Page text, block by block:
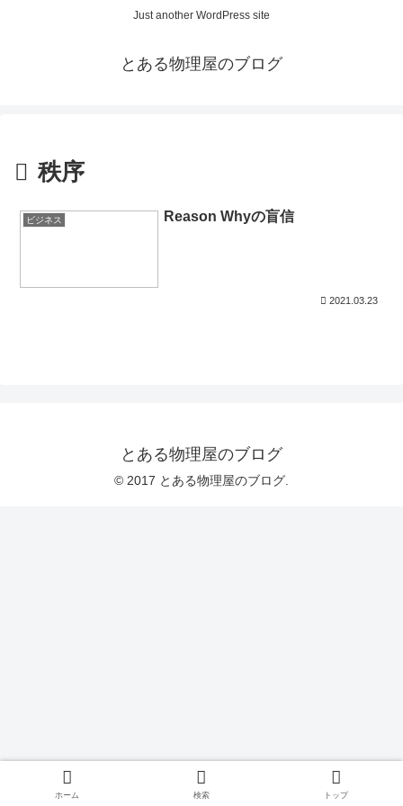
Just another WordPress site
とある物理屋のブログ
秩序
ビジネス Reason Whyの盲信
2021.03.23
とある物理屋のブログ
© 2017 とある物理屋のブログ.
ホーム 検索 トップ